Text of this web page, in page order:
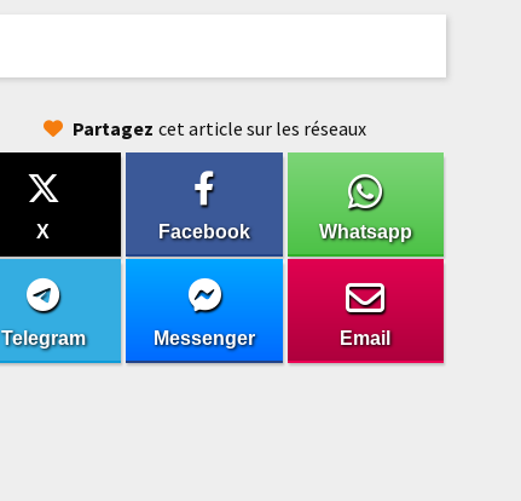
Partagez cet article sur les réseaux
X Facebook Whatsapp
Telegram Messenger Email